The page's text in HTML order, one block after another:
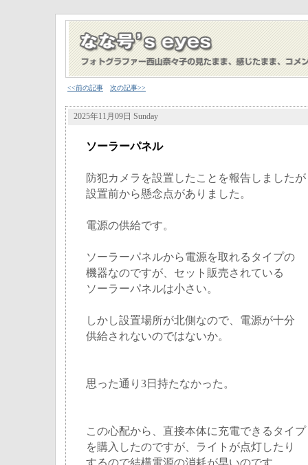
<<前の記事 次の記事>>
2025年11月09日 Sunday
ソーラーパネル
防犯カメラを設置したことを報告しましたが
設置前から懸念点がありました。
電源の供給です。
ソーラーパネルから電源を取れるタイプの
機器なのですが、セット販売されている
ソーラーパネルは小さい。
しかし設置場所が北側なので、電源が十分
供給されないのではないか。
思った通り3日持たなかった。
この心配から、直接本体に充電できるタイプ
を購入したのですが、ライトが点灯したり